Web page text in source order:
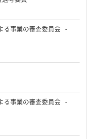
る事業の審査委員会 -
る事業の審査委員会 -